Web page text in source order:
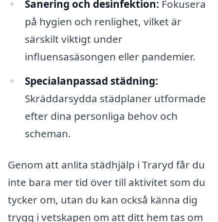
Sanering och desinfektion: Fokusera
på hygien och renlighet, vilket är
särskilt viktigt under
influensasäsongen eller pandemier.
Specialanpassad städning:
Skräddarsydda städplaner utformade
efter dina personliga behov och
scheman.
Genom att anlita städhjälp i Traryd får du
inte bara mer tid över till aktivitet som du
tycker om, utan du kan också känna dig
trygg i vetskapen om att ditt hem tas om